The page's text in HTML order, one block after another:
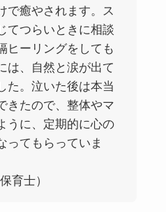
で癒やされます。ス
てつらいときに相談
ヒーリングをしても
は、自然と涙が出て
た。泣いた後は本当
きたので、整体やマ
うに、定期的に心の
ってもらっていま
育士）